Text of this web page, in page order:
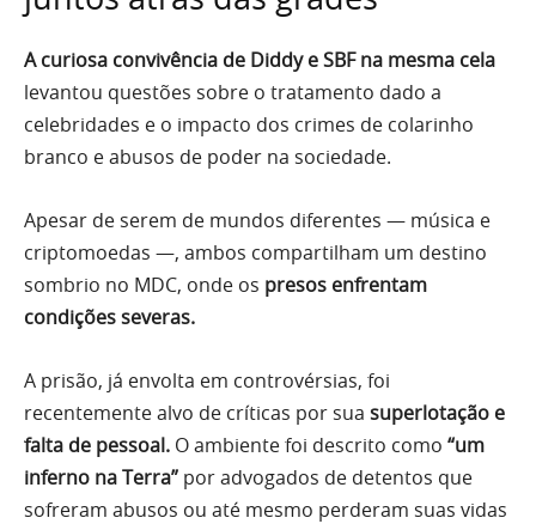
A curiosa convivência de Diddy e SBF na mesma cela
levantou questões sobre o tratamento dado a
celebridades e o impacto dos crimes de colarinho
branco e abusos de poder na sociedade.
Apesar de serem de mundos diferentes — música e
criptomoedas —, ambos compartilham um destino
sombrio no MDC, onde os presos enfrentam
condições severas.
A prisão, já envolta em controvérsias, foi
recentemente alvo de críticas por sua superlotação e
falta de pessoal. O ambiente foi descrito como “um
inferno na Terra” por advogados de detentos que
sofreram abusos ou até mesmo perderam suas vidas